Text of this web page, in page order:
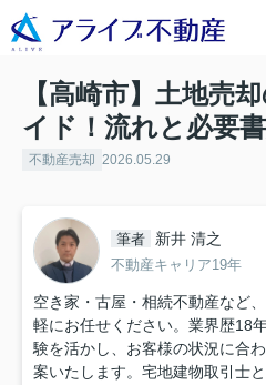
【高崎市】土地売
イド！流れと必要
不動産売却 2026.05.29
筆者 新井 清之
不動産キャリア19年
空き家・古屋・相続不動産など
軽にお任せください。業界歴18
験を活かし、お客様の状況に合
案いたします。宅地建物取引士